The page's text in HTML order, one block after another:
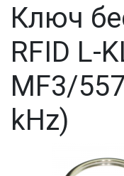
Ключ
RFID L-
MF3/
kHz)